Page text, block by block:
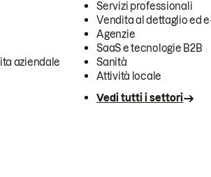
aziendale
Servizi professionali
Vendita al dettaglio ed
Agenzie
SaaS e tecnologie B2B
Sanità
Attività locale
Vedi tutti i settori